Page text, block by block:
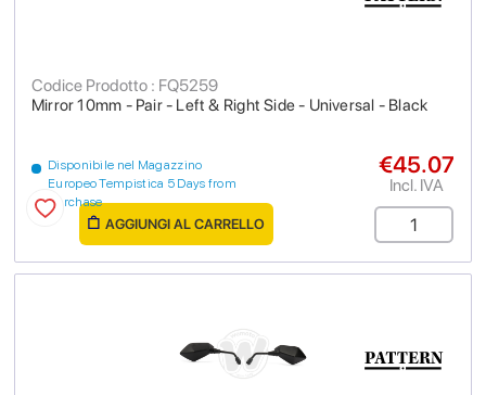
Mirror 10mm - Pair - Left & Right Side - Universal - Black
Codice Prodotto : FQ5259
Disponibile nel Magazzino
Europeo Tempistica 5 Days from
purchase
€45.07
Incl. IVA
AGGIUNGI AL CARRELLO